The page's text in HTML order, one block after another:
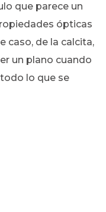
que parece un
ópticas
caso, de la calcita,
un plano cuando
lo que se